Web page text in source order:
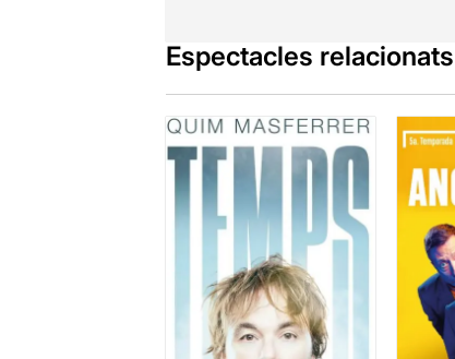
Espectacles relacionats